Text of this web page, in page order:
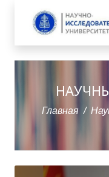
Главная